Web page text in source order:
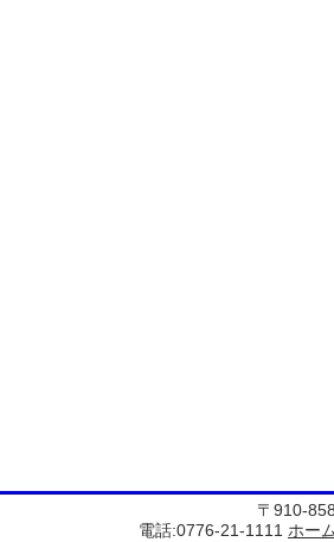
〒910-
電話:0776-21-1111 ホー